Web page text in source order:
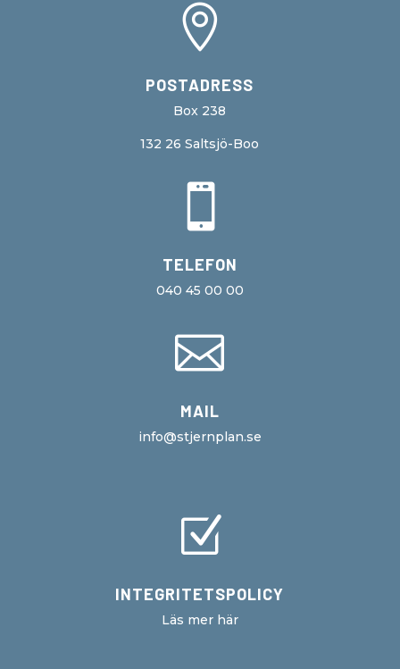

POSTADRESS
Box 238
132 26 Saltsjö-Boo

TELEFON
040 45 00 00

MAIL
info@stjernplan.se
Z
INTEGRITETSPOLICY
Läs mer här